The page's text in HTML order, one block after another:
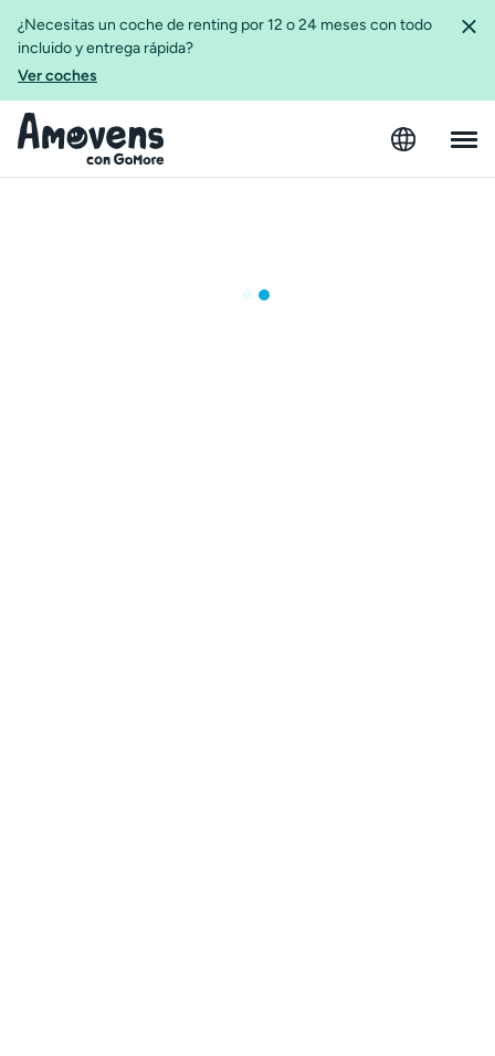
¿Necesitas un coche de renting por 12 o 24 meses con todo
incluido y entrega rápida?
Ver coches